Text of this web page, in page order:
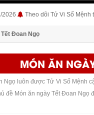
2026 Theo dõi Tử Vi Số Mệnh
Tết Đoan Ngọ
MÓN ĂN
Ngọ luôn được Tử Vi Số Mệnh
đề Món ăn ngày Tết Đoan Ngọ